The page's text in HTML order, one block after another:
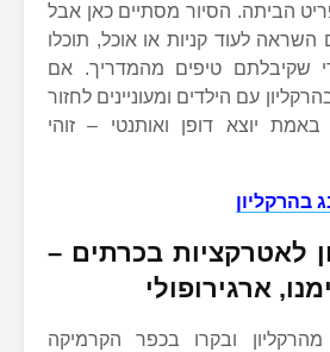
הביתה. הסיור מסתיים כאן אבל
לעוד קניות או אוכל, תוכלו
שקיבלתם טיפים מהמדריך. אם
עם הילדים ומעוניינים לחזור
יוצא דופן ואותנטי – זוהי
בהרקליון
לאטרקציות בכרתים –
ארגירופולי
ובקרו בכפר הקרמיקה